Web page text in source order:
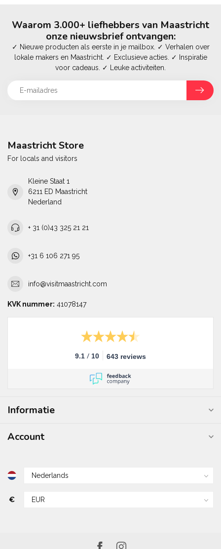
Waarom 3.000+ liefhebbers van Maastricht
onze nieuwsbrief ontvangen:
✓ Nieuwe producten als eerste in je mailbox. ✓ Verhalen over
lokale makers en Maastricht. ✓ Exclusieve acties. ✓ Inspiratie
voor cadeaus. ✓ Leuke activiteiten.
Maastricht Store
For locals and visitors
Kleine Staat 1
6211 ED Maastricht
Nederland
+ 31 (0)43 325 21 21
+31 6 106 271 95
info@visitmaastricht.com
KVK nummer: 41078147
9.1 / 10 643 reviews
Informatie
Account
€